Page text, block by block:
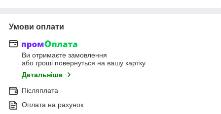
Умови оплати
Ви отримаєте замовлення
або гроші повернуться на вашу картку
Детальніше
Післяплата
Оплата на рахунок